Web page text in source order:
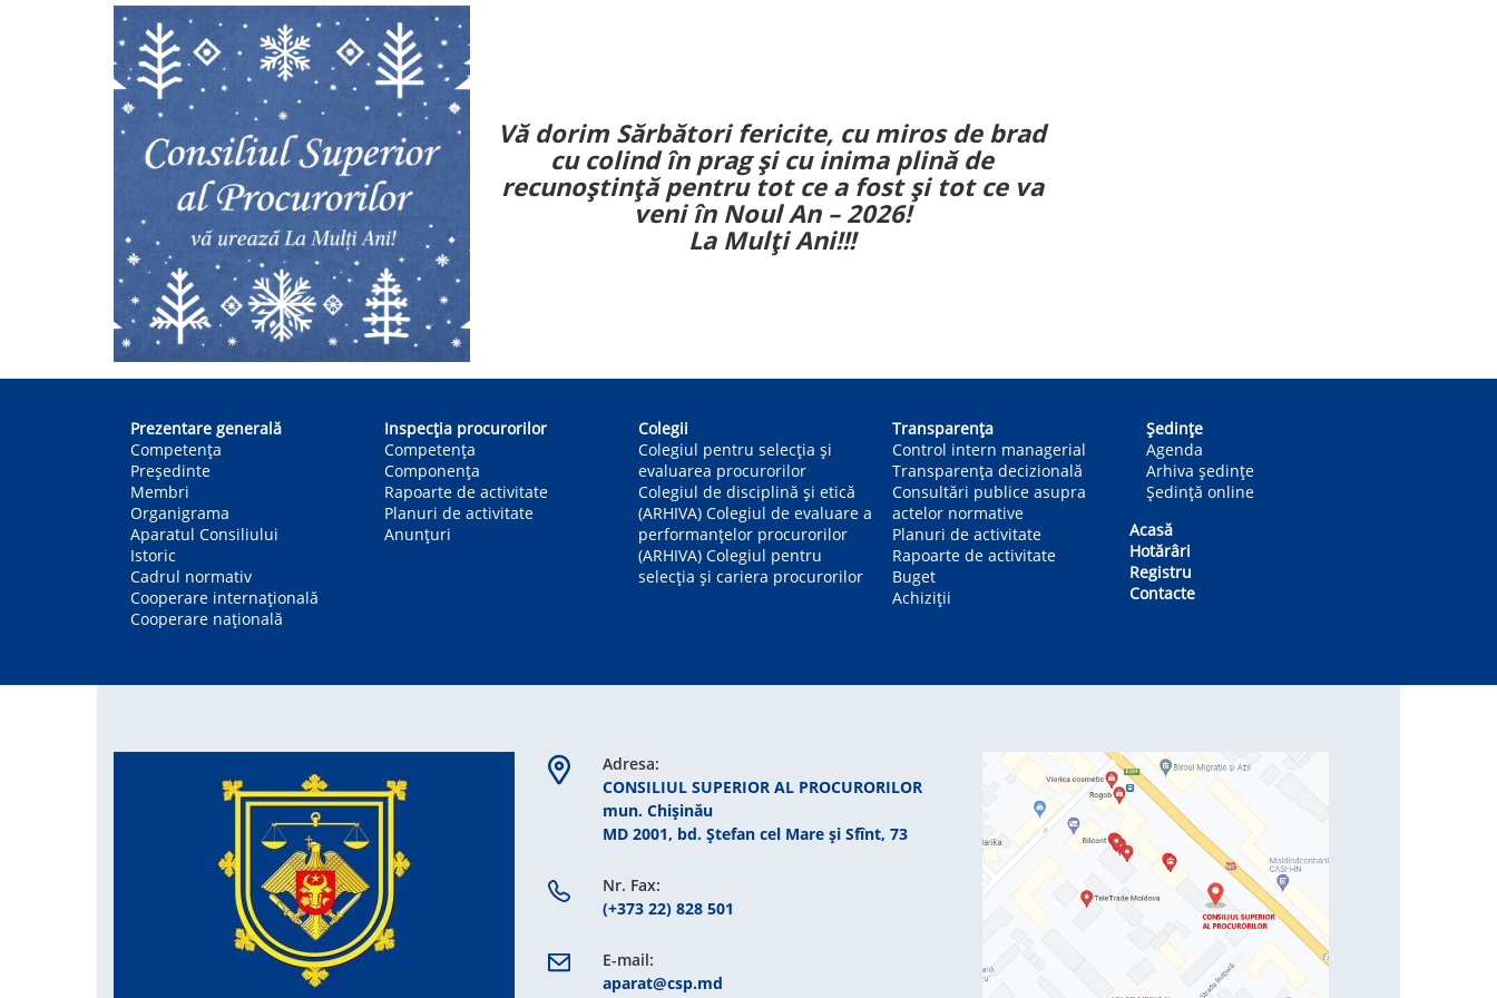
Vă dorim Sărbători fericite, cu miros de brad
cu colind în prag și cu inima plină de
recunoștință pentru tot ce a fost și tot ce va
veni în Noul An – 2026!
La Mulți Ani!!!
navigation
Prezentare generală
Competența
Președinte
Membri
Organigrama
Aparatul Consiliului
Istoric
Cadrul normativ
Cooperare internațională
Cooperare națională
Inspecția procurorilor
Competenţa
Componența
Rapoarte de activitate
Planuri de activitate
Anunțuri
Colegii
Colegiul pentru selecția și
evaluarea procurorilor
Colegiul de disciplină și etică
(ARHIVA) Colegiul de evaluare a
performanțelor procurorilor
(ARHIVA) Colegiul pentru
selecția și cariera procurorilor
Transparența
Control intern managerial
Transparența decizională
Consultări publice asupra
actelor normative
Planuri de activitate
Rapoarte de activitate
Buget
Achiziții
Ședințe
Agenda
Arhiva ședințe
Ședință online
Acasă
Hotărâri
Registru
Contacte
Adresa:
CONSILIUL SUPERIOR AL PROCURORILOR
mun. Chişinău
MD 2001, bd. Ștefan cel Mare şi Sfînt, 73
Nr. Fax:
(+373 22) 828 501
E-mail:
aparat@csp.md